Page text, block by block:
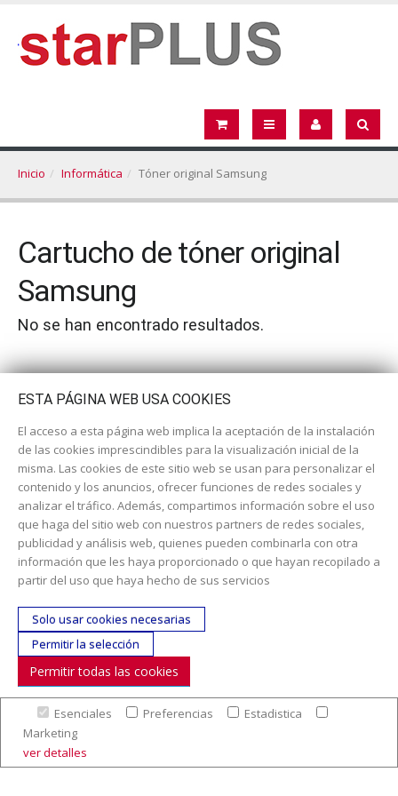
Inicio Informática Tóner original Samsung
Cartucho de tóner original
Samsung
No se han encontrado resultados.
Dirección:c/ Cercedilla nº 14, 28925 Alcorcón
Email:contacta aquí
SÍGUENOS
© Copyright 2017. Todos los derechos reservados. |
empresa|Aviso legal|Política de colaboración en los gastos de
preparación y envío
|Condiciones de venta | Mapa Web |Contacto
ESTA PÁGINA WEB USA COOKIES
El acceso a esta página web implica la aceptación de la instalación
de las cookies imprescindibles para la visualización inicial de la
misma. Las cookies de este sitio web se usan para personalizar el
contenido y los anuncios, ofrecer funciones de redes sociales y
analizar el tráfico. Además, compartimos información sobre el uso
que haga del sitio web con nuestros partners de redes sociales,
publicidad y análisis web, quienes pueden combinarla con otra
información que les haya proporcionado o que hayan recopilado a
partir del uso que haya hecho de sus servicios
Solo usar cookies necesarias
Permitir la selección
Permitir todas las cookies
Esenciales Preferencias
Estadistica
Marketing
ver detalles